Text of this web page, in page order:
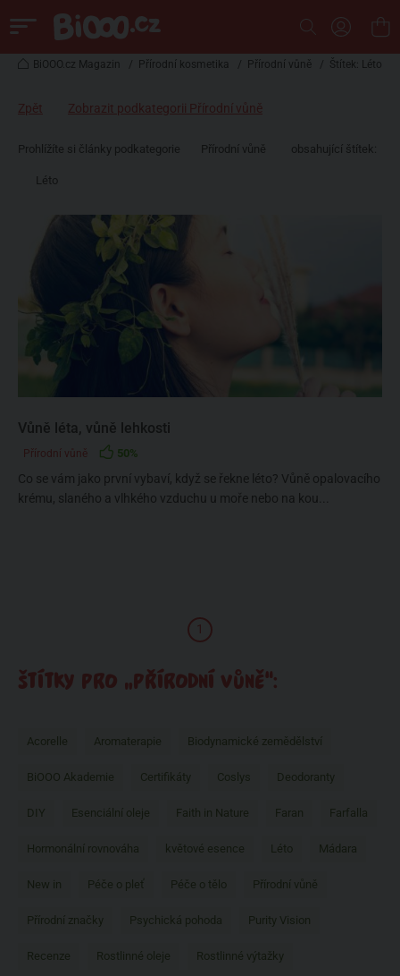
BiOOO.cz Magazin / Přírodní kosmetika / Přírodní vůně / Štítek: Léto
Zpět Zobrazit podkategorii Přírodní vůně
Prohlížíte si články podkategorie Přírodní vůně obsahující štítek:
Léto
Vůně léta, vůně lehkosti
Přírodní vůně 50%
Co se vám jako první vybaví, když se řekne léto? Vůně opalovacího
krému, slaného a vlhkého vzduchu u moře nebo na kou...
1
ŠTÍTKY PRO „PŘÍRODNÍ VŮNĚ“:
Acorelle Aromaterapie Biodynamické zemědělství
BiOOO Akademie Certifikáty Coslys Deodoranty
DIY Esenciální oleje Faith in Nature Faran Farfalla
Hormonální rovnováha květové esence Léto Mádara
New in Péče o pleť Péče o tělo Přírodní vůně
Přírodní značky Psychická pohoda Purity Vision
Recenze Rostlinné oleje Rostlinné výtažky